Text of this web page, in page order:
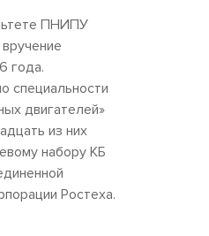
ПНИПУ
года.
специальности
двигателей»
из них
набору КБ
Ростеха.